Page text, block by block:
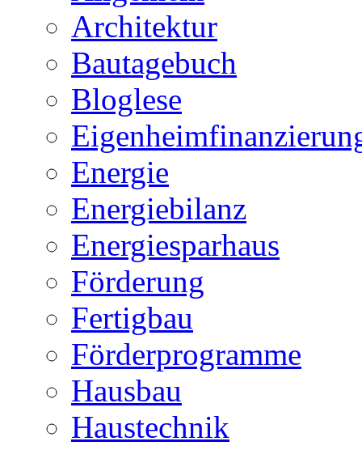
Architektur
Bautagebuch
Bloglese
Energie
Energiebilanz
Energiesparhaus
Förderung
Fertigbau
Förderprogramme
Hausbau
Haustechnik